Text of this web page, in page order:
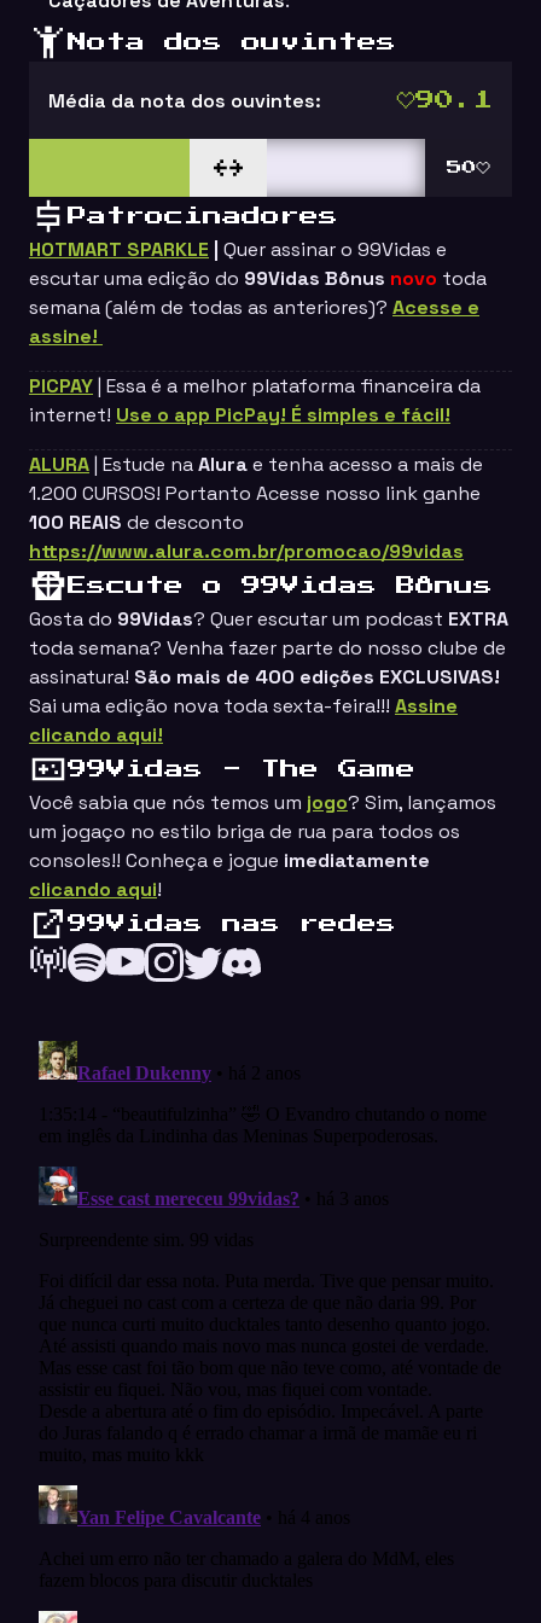
Nota dos ouvintes
Média da nota dos ouvintes: 90.1
50
Patrocinadores
HOTMART SPARKLE Quer assinar o 99Vidas e
escutar uma edição do 99Vidas Bônus novo toda
semana (além de todas as anteriores)? Acesse e
assine!
PICPAY| Essa é a melhor plataforma financeira da
internet! Use o app PicPay! É simples e fácil!
ALURA| Estude naAlurae tenha acesso a mais de
1.200 CURSOS! Portanto Acesse nosso link ganhe
100 REAIS de desconto
https://www.alura.com.br/promocao/99vidas
Escute o 99Vidas Bônus
Gosta do 99Vidas? Quer escutar um podcast EXTRA
toda semana? Venha fazer parte do nosso clube de
assinatura! São mais de 400 edições EXCLUSIVAS!
Sai uma edição nova toda sexta-feira!!! Assine
clicando aqui!
99Vidas - The Game
Você sabia que nós temos um jogo? Sim, lançamos
um jogaço no estilo briga de rua para todos os
consoles!! Conheça e jogue imediatamente
clicando aqui!
99Vidas nas redes